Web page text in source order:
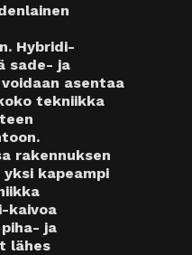
Hybridi-
sade- ja
asentaa
tekniikka
rakennuksen
kapeampi
kaivoa
ja
lähes